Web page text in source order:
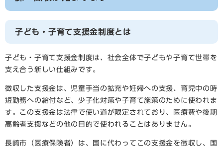
子ども・子育て支援金制度とは
子ども・子育て支援金制度は、社会全体で子どもや子育て世帯を
支え合う新しい仕組みです。
徴収した支援金は、児童手当の拡充や妊婦への支援、育児中の時
短勤務への給付など、少子化対策や子育て施策のために使われま
す。この支援金は法律で使い道が限定されており、医療費や後期
高齢者支援などの他の目的で使われることはありません。
​長崎市（医療保険者）は、国に代わってこの支援金を徴収し、国